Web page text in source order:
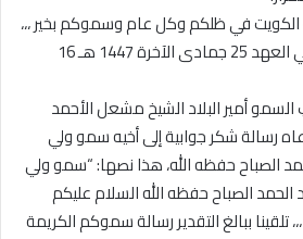
في ظلكم وكل عام وسموكم بخير ،،،
صباح خالد الحمد الصباح ولي العهد 25 جمادى الآخرة 1447 هـ 16
أمير البلاد الشيخ مشعل الأحمد
رسالة شكر جوابية إلى أخيه سمو ولي
الصباح حفظه الله، هذا نصها: “سمو ولي
الحمد الصباح حفظه الله السلام عليكم
تلقينا ببالغ التقدير رسالة سموكم الكريمة